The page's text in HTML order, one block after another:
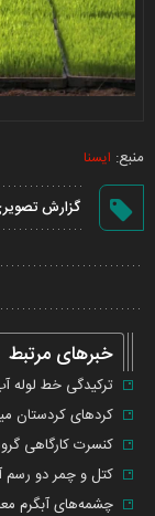
منبع: ایسنا
گزارش
خبرهای مرتبط
ترکیدگی خط لوله
کرد‌های کردستان
کنسرت کارگاهی
کتل و چمر دو رسم
چشمه‌های آبگرم